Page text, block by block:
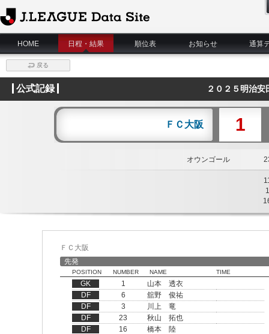
J.League Data Site
HOME
日程・結果 順位表 お知らせ 通算
戻る
公式記録 ２０２５明治
ＦＣ大阪 1
オウンゴール
1
ＦＣ大阪
先発
POSITION NUMBER NAME TIME
GK 1
山本 透衣
DF
6
舘野 俊祐
DF
3
川上 竜
DF
23
秋山 拓也
DF
16
橋本 陸